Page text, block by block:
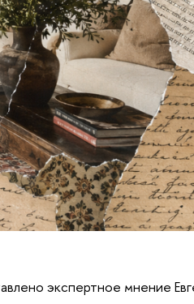
экспертное мнение